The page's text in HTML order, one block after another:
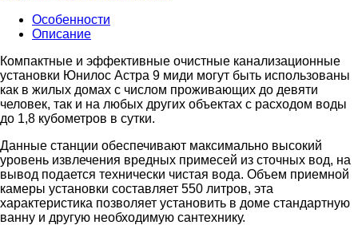
Особенности
Описание
Компактные и эффективные очистные канализационные
установки Юнилос Астра 9 миди могут быть использованы
как в жилых домах с числом проживающих до девяти
человек, так и на любых других объектах с расходом воды
до 1,8 кубометров в сутки.
Данные станции обеспечивают максимально высокий
уровень извлечения вредных примесей из сточных вод, на
вывод подается технически чистая вода. Объем приемной
камеры установки составляет 550 литров, эта
характеристика позволяет установить в доме стандартную
ванну и другую необходимую сантехнику.